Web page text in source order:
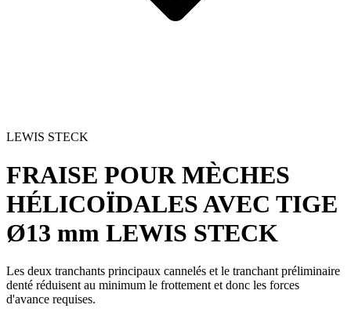
LEWIS STECK
FRAISE POUR MÈCHES
HÉLICOÏDALES AVEC TIGE
Ø13 mm LEWIS STECK
Les deux tranchants principaux cannelés et le tranchant préliminaire
denté réduisent au minimum le frottement et donc les forces
d'avance requises.